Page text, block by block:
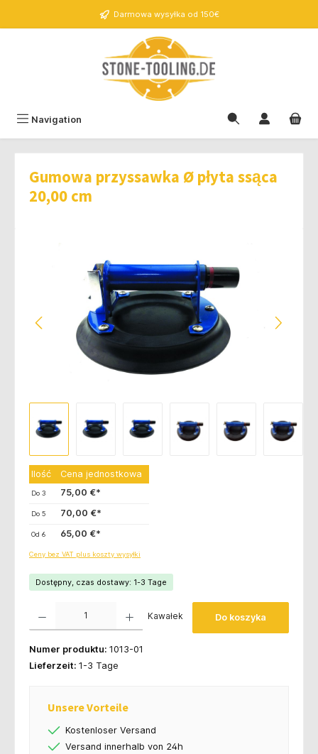
Darmowa wysyłka od 150€
Navigation
Gumowa przyssawka Ø płyta ssąca
20,00 cm
Ilość Cena jednostkowa
Do3 75,00 €*
Do5 70,00 €*
Od6 65,00 €*
Ceny bez VAT plus koszty wysyłki
Dostępny, czas dostawy: 1-3 Tage
Kawałek Do koszyka
Numer produktu: 1013-01
Lieferzeit: 1-3 Tage
Unsere Vorteile
Kostenloser Versand
Versand innerhalb von 24h